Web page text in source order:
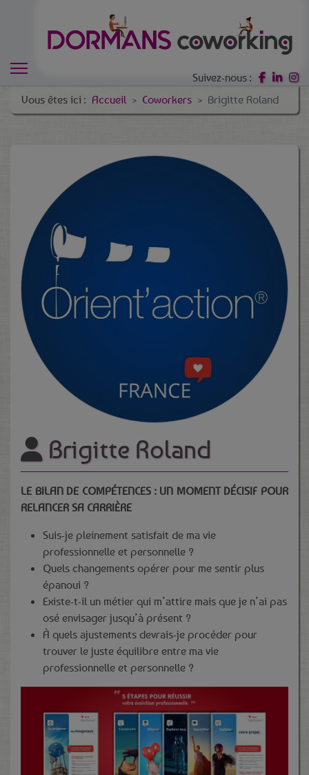
Suivez-nous :
Vous êtes ici : Accueil Coworkers Brigitte Roland
Brigitte Roland
LE BILAN DE COMPÉTENCES : UN MOMENT DÉCISIF POUR
RELANCER SA CARRIÈRE
Suis-je pleinement satisfait de ma vie
professionnelle et personnelle ?
Quels changements opérer pour me sentir plus
épanoui ?
Existe-t-il un métier qui m’attire mais que je n’ai pas
osé envisager jusqu’à présent ?
À quels ajustements devrais-je procéder pour
trouver le juste équilibre entre ma vie
professionnelle et personnelle ?